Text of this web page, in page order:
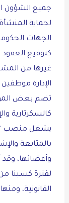
جميع الشؤون
لحماية
الجهات
كتوقيع العقود
غيرها من
الإدارة
تضم بعض
كالسكرتارية
يشغل منصب
بالمتابعة
وأعضائها،
لفترة كسبنا
القانونية،